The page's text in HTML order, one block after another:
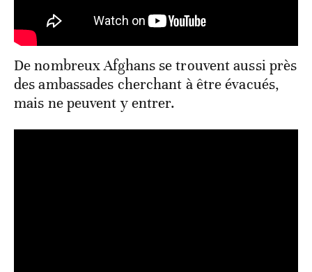
De nombreux Afghans se trouvent aussi près
des ambassades cherchant à être évacués,
mais ne peuvent y entrer.